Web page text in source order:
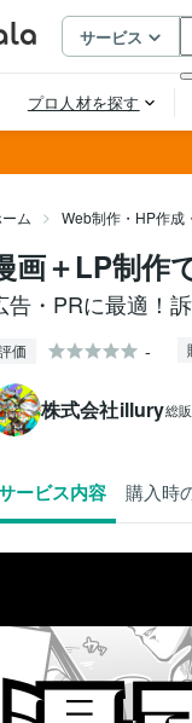
ム Web制作・HP作成
画＋LP制作
告・PRに最適！
価 -
株式会社illury総
ービス内容 購入時